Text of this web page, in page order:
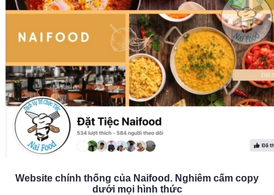
Website chính thống của Naifood. Nghiêm cấm copy
dưới mọi hình thức